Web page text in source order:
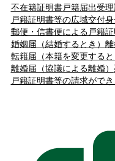
不在籍証明書戸籍届出受
戸籍証明書等の広域交付
郵便・信書便による戸籍
婚姻届（結婚するとき）
転籍届（本籍を変更すると
離婚届（協議による離婚）
戸籍証明書等の請求がで